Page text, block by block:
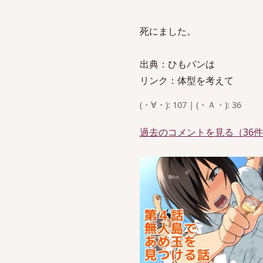
死にました。
出典：ひもパンは
リンク：体型を考えて
(・∀・): 107 | (・Ａ・): 36
過去のコメントを見る（36